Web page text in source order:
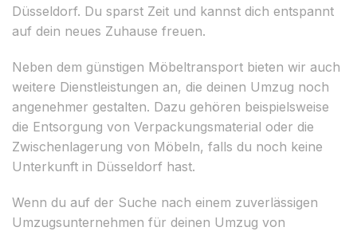
Düsseldorf. Du sparst Zeit und kannst dich entspannt
auf dein neues Zuhause freuen.
Neben dem günstigen Möbeltransport bieten wir auch
weitere Dienstleistungen an, die deinen Umzug noch
angenehmer gestalten. Dazu gehören beispielsweise
die Entsorgung von Verpackungsmaterial oder die
Zwischenlagerung von Möbeln, falls du noch keine
Unterkunft in Düsseldorf hast.
Wenn du auf der Suche nach einem zuverlässigen
Umzugsunternehmen für deinen Umzug von